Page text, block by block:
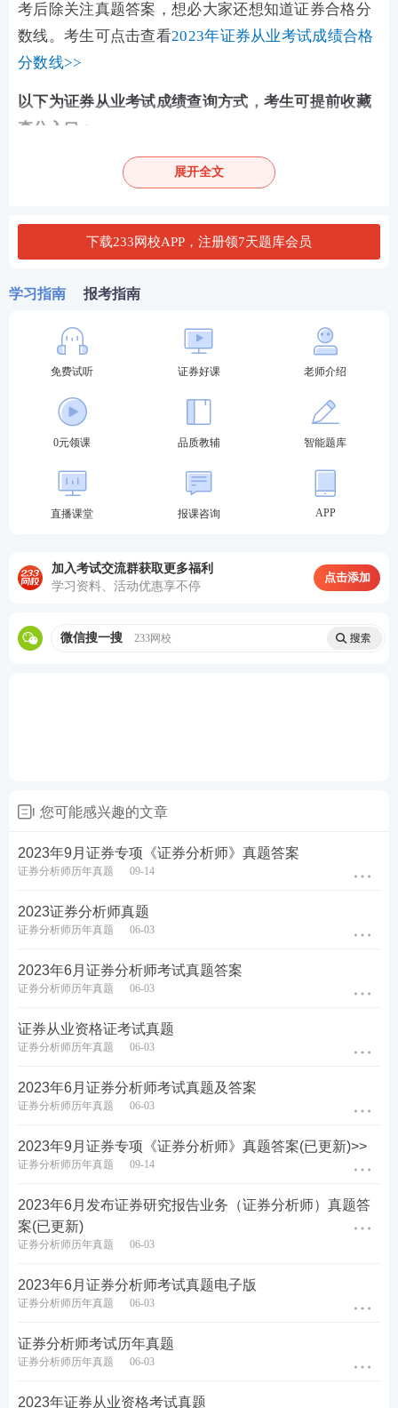
考后除关注真题答案，想必大家还想知道证券合格分
数线。考生可点击查看2023年证券从业考试成绩合格
分数线>>
以下为证券从业考试成绩查询方式，考生可提前收藏
查分入口：
233网校证券考试成绩查询快速通道
查分方法：输入报名时官网注册的用户名+登录密码
查询网址：http://link.233.com/19011/
查询方法：点击“从业人员”—点击“考试成绩查询”—
输入身份证号码以及验证码即可查询成绩。
法提炼教材考点？不妨跟随讲师学习，233网校证券
展开全文
下载233网校APP，注册领7天题库会员
学习指南 报考指南
免费试听 证券好课 老师介绍
0元领课 品质教辅 智能题库
直播课堂 报课咨询 APP
加入考试交流群获取更多福利
学习资料、活动优惠享不停
点击添加
微信搜一搜 233网校
您可能感兴趣的文章
2023年9月证券专项《证券分析师》真题答案
证券分析师历年真题 09-14
2023证券分析师真题
证券分析师历年真题 06-03
2023年6月证券分析师考试真题答案
证券分析师历年真题 06-03
证券从业资格证考试真题
证券分析师历年真题 06-03
2023年6月证券分析师考试真题及答案
证券分析师历年真题 06-03
2023年9月证券专项《证券分析师》真题答案(已更新)>>
证券分析师历年真题 09-14
2023年6月发布证券研究报告业务（证券分析师）真题答
案(已更新)
证券分析师历年真题 06-03
2023年6月证券分析师考试真题电子版
证券分析师历年真题 06-03
证券分析师考试历年真题
证券分析师历年真题 06-03
2023年证券从业资格考试真题